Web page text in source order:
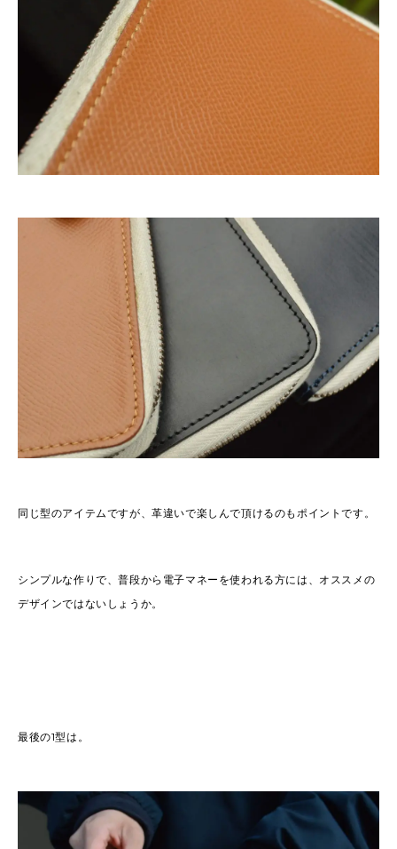
同じ型のアイテムですが、革違いで楽しんで頂けるのもポイントです。
シンプルな作りで、普段から電子マネーを使われる方には、オススメの
デザインではないしょうか。
最後の1型は。